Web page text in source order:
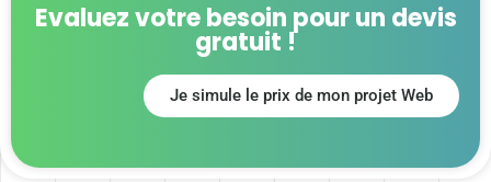
Evaluez votre besoin pour un devis
gratuit !
Je simule le prix de mon projet Web